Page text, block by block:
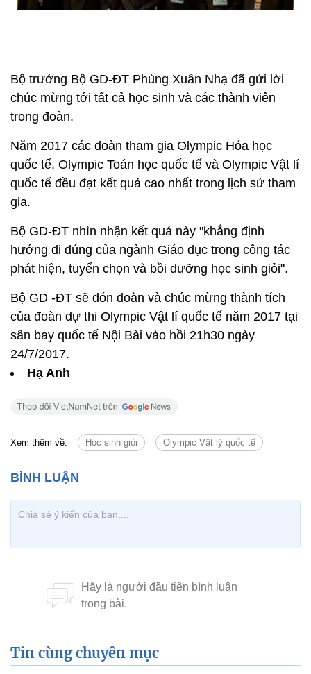
Bộ trưởng Bộ GD-ĐT Phùng Xuân Nhạ đã gửi lời
chúc mừng tới tất cả học sinh và các thành viên
trong đoàn.
Năm 2017 các đoàn tham gia Olympic Hóa học
quốc tế, Olympic Toán học quốc tế và Olympic Vật lí
quốc tế đều đạt kết quả cao nhất trong lịch sử tham
gia.
Bộ GD-ĐT nhìn nhận kết quả này "khẳng định
hướng đi đúng của ngành Giáo dục trong công tác
phát hiện, tuyển chọn và bồi dưỡng học sinh giỏi".
Bộ GD -ĐT sẽ đón đoàn và chúc mừng thành tích
của đoàn dự thi Olympic Vật lí quốc tế năm 2017 tại
sân bay quốc tế Nội Bài vào hồi 21h30 ngày
24/7/2017.
Hạ Anh
Xem thêm về: Học sinh giỏi Olympic Vật lý quốc tế
Tin cùng chuyên mục